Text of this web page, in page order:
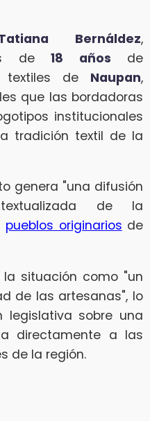
Bernáldez,
de 18 años de
textiles de Naupan,
que las bordadoras
institucionales
tradición textil de la
genera "una difusión
de la
pueblos originarios de
situación como "un
de las artesanas", lo
legislativa sobre una
directamente a las
de la región.